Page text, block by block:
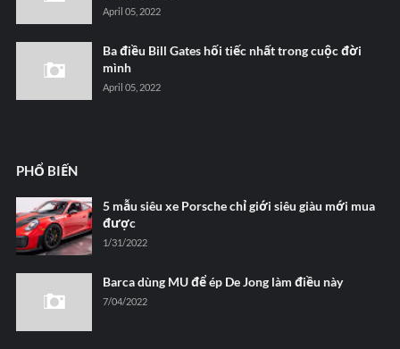
April 05, 2022
Ba điều Bill Gates hối tiếc nhất trong cuộc đời
mình
April 05, 2022
PHỔ BIẾN
5 mẫu siêu xe Porsche chỉ giới siêu giàu mới mua
được
1/31/2022
Barca dùng MU để ép De Jong làm điều này
7/04/2022